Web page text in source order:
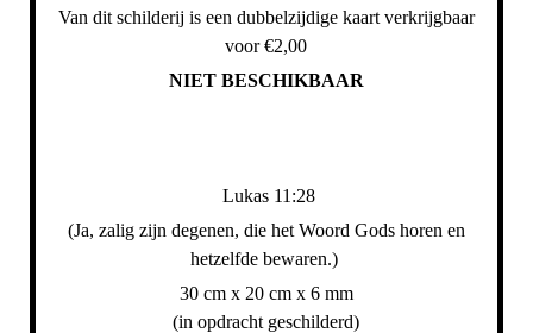
Van dit schilderij is een dubbelzijdige kaart verkrijgbaar
voor €2,00
NIET BESCHIKBAAR
Lukas 11:28
(Ja, zalig zijn degenen, die het Woord Gods horen en
hetzelfde bewaren.)
30 cm x 20 cm x 6 mm
(in opdracht geschilderd)